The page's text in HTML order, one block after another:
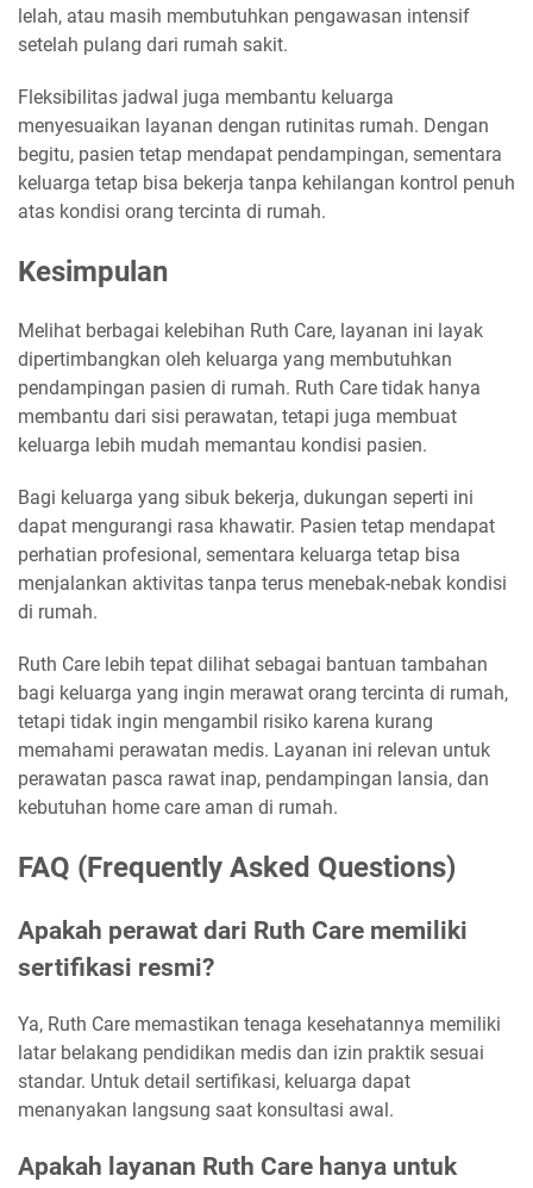
lelah, atau masih membutuhkan pengawasan intensif
setelah pulang dari rumah sakit.
Fleksibilitas jadwal juga membantu keluarga
menyesuaikan layanan dengan rutinitas rumah. Dengan
begitu, pasien tetap mendapat pendampingan, sementara
keluarga tetap bisa bekerja tanpa kehilangan kontrol penuh
atas kondisi orang tercinta di rumah.
Kesimpulan
Melihat berbagai kelebihan Ruth Care, layanan ini layak
dipertimbangkan oleh keluarga yang membutuhkan
pendampingan pasien di rumah. Ruth Care tidak hanya
membantu dari sisi perawatan, tetapi juga membuat
keluarga lebih mudah memantau kondisi pasien.
Bagi keluarga yang sibuk bekerja, dukungan seperti ini
dapat mengurangi rasa khawatir. Pasien tetap mendapat
perhatian profesional, sementara keluarga tetap bisa
menjalankan aktivitas tanpa terus menebak-nebak kondisi
di rumah.
Ruth Care lebih tepat dilihat sebagai bantuan tambahan
bagi keluarga yang ingin merawat orang tercinta di rumah,
tetapi tidak ingin mengambil risiko karena kurang
memahami perawatan medis. Layanan ini relevan untuk
perawatan pasca rawat inap, pendampingan lansia, dan
kebutuhan home care aman di rumah.
FAQ (Frequently Asked Questions)
Apakah perawat dari Ruth Care memiliki
sertifikasi resmi?
Ya, Ruth Care memastikan tenaga kesehatannya memiliki
latar belakang pendidikan medis dan izin praktik sesuai
standar. Untuk detail sertifikasi, keluarga dapat
menanyakan langsung saat konsultasi awal.
Apakah layanan Ruth Care hanya untuk